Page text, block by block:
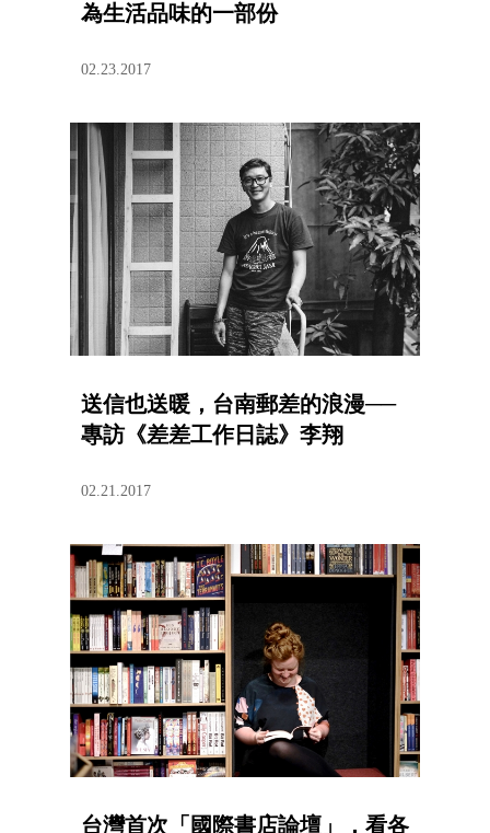
為生活品味的一部份
02.23.2017
送信也送暖，台南郵差的浪漫──
專訪《差差工作日誌》李翔
02.21.2017
台灣首次「國際書店論壇」，看各